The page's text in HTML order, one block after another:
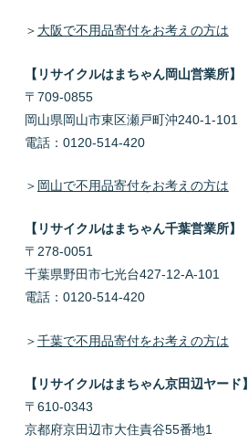
＞ 大阪で不用品寄付をお考えの方は
【リサイクルはまちゃん岡山営業所】
〒709-0855
岡山県岡山市東区瀬戸町沖240-1-101
電話：0120-514-420
＞ 岡山で不用品寄付をお考えの方は
【リサイクルはまちゃん千葉営業所】
〒278-0051
千葉県野田市七光台427-12-A-101
電話：0120-514-420
＞千葉で不用品寄付をお考えの方は
【リサイクルはまちゃん京田辺ヤード】
〒610-0343
京都府京田辺市大住責谷55番地1